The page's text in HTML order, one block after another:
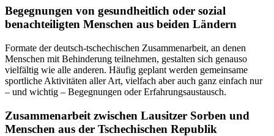
Begegnungen von gesundheitlich oder sozial
benachteiligten Menschen aus beiden Ländern
Formate der deutsch-tschechischen Zusammenarbeit, an denen
Menschen mit Behinderung teilnehmen, gestalten sich genauso
vielfältig wie alle anderen. Häufig geplant werden gemeinsame
sportliche Aktivitäten aller Art, vielfach aber auch ganz einfach nur
– und wichtig – Begegnungen oder Erfahrungsaustausch.
Zusammenarbeit zwischen Lausitzer Sorben und
Menschen aus der Tschechischen Republik